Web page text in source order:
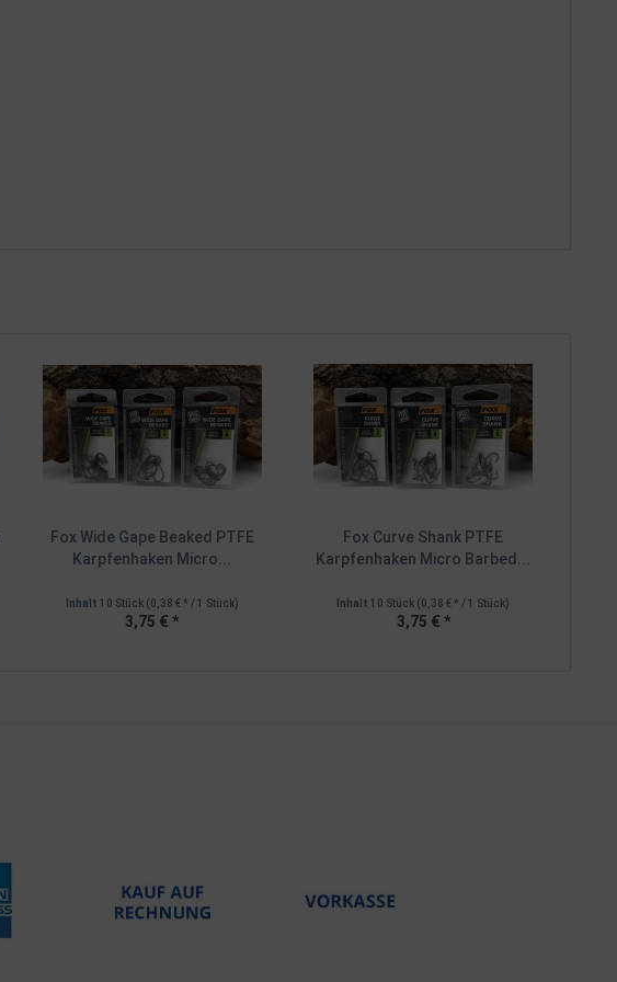
Fox Wide Gape Beaked PTFE
Karpfenhaken Micro...
Inhalt 10 Stück (0,38 € * / 1 Stück)
3,75 € *
Fox Curve Shank PTFE
Karpfenhaken Micro Barbed...
Inhalt10 Stück (0,38 € * / 1 Stück)
3,75 € *